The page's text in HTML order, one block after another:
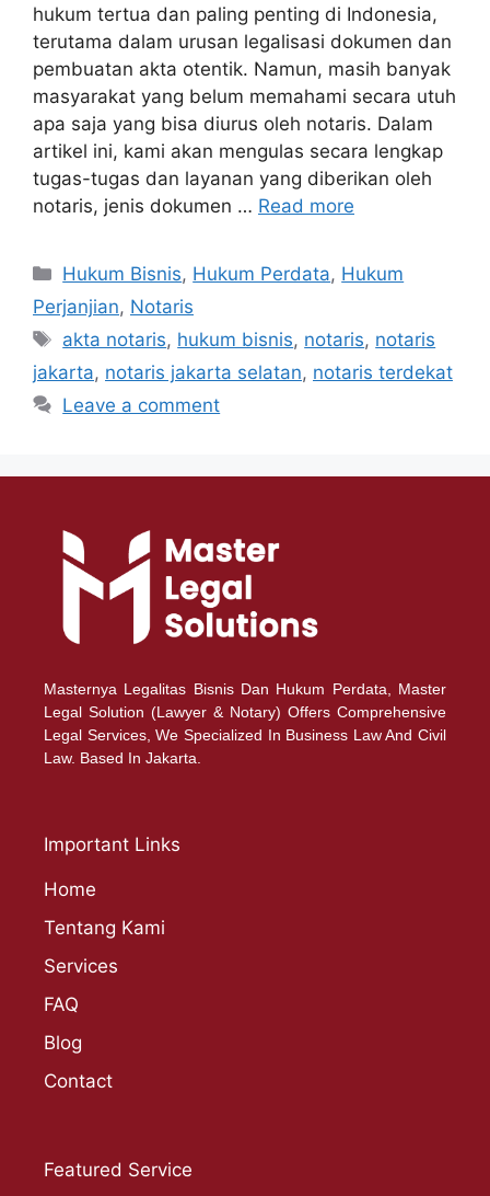
hukum tertua dan paling penting di Indonesia,
terutama dalam urusan legalisasi dokumen dan
pembuatan akta otentik. Namun, masih banyak
masyarakat yang belum memahami secara utuh
apa saja yang bisa diurus oleh notaris. Dalam
artikel ini, kami akan mengulas secara lengkap
tugas-tugas dan layanan yang diberikan oleh
notaris, jenis dokumen … Read more
Hukum Bisnis, Hukum Perdata, Hukum
Perjanjian, Notaris
akta notaris, hukum bisnis, notaris, notaris
jakarta, notaris jakarta selatan, notaris terdekat
Leave a comment
Masternya Legalitas Bisnis Dan Hukum Perdata, Master
Legal Solution (Lawyer & Notary) Offers Comprehensive
Legal Services, We Specialized In Business Law And Civil
Law. Based In Jakarta.
Important Links
Home
Tentang Kami
Services
FAQ
Blog
Contact
Featured Service